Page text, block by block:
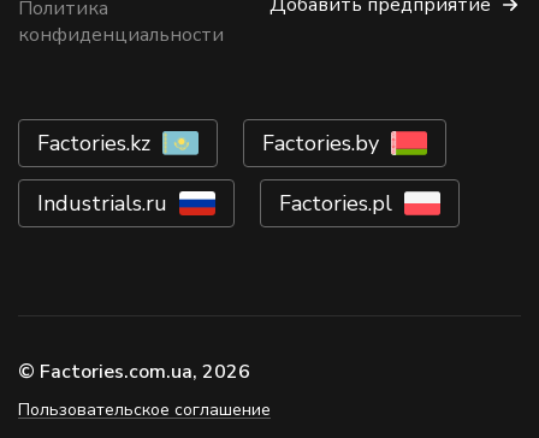
Политика
конфиденциальности
Factories.kz Factories.by
Industrials.ru Factories.pl
© Factories.com.ua, 2026
Пользовательское соглашение